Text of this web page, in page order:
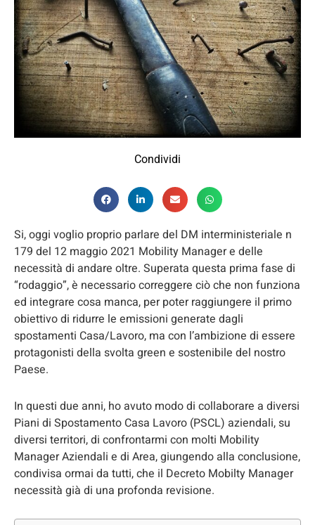
Condividi
Si, oggi voglio proprio parlare del DM interministeriale n
179 del 12 maggio 2021 Mobility Manager e delle
necessità di andare oltre. Superata questa prima fase di
“rodaggio”, è necessario correggere ciò che non funziona
ed integrare cosa manca, per poter raggiungere il primo
obiettivo di ridurre le emissioni generate dagli
spostamenti Casa/Lavoro, ma con l’ambizione di essere
protagonisti della svolta green e sostenibile del nostro
Paese.
In questi due anni, ho avuto modo di collaborare a diversi
Piani di Spostamento Casa Lavoro (PSCL) aziendali, su
diversi territori, di confrontarmi con molti Mobility
Manager Aziendali e di Area, giungendo alla conclusione,
condivisa ormai da tutti, che il Decreto Mobilty Manager
necessità già di una profonda revisione.